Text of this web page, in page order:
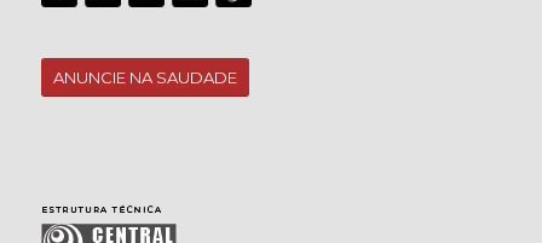
ANUNCIE NA SAUDADE